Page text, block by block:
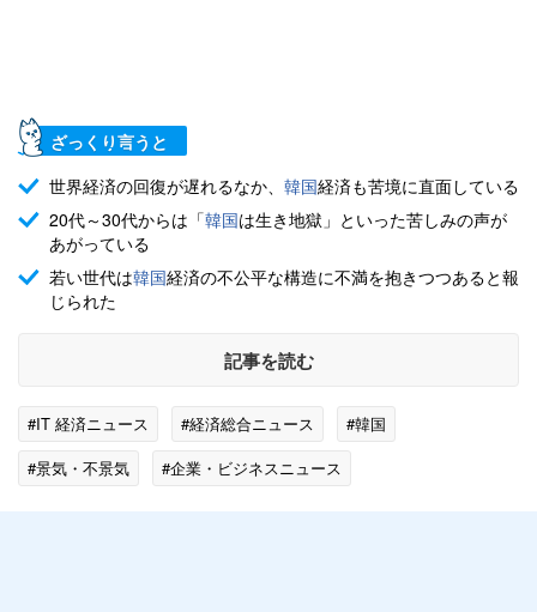
ざっくり言うと
世界経済の回復が遅れるなか、 韓国経済も苦境に直面している
20代～30代からは「韓国は生き地獄」といった苦しみの声が
あがっている
若い世代は韓国経済の不公平な構造に不満を抱きつつあると報
じられた
記事を読む
#IT 経済ニュース #経済総合ニュース
#韓国
#景気・不景気
#企業・ビジネスニュース